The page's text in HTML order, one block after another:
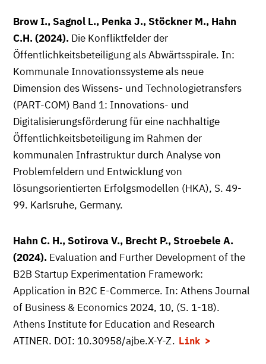
Brow I., Sagnol L., Penka J., Stöckner M., Hahn
C.H. (2024). Die Konfliktfelder der
Öffentlichkeitsbeteiligung als Abwärtsspirale. In:
Kommunale Innovationssysteme als neue
Dimension des Wissens- und Technologietransfers
(PART-COM) Band 1: Innovations- und
Digitalisierungsförderung für eine nachhaltige
Öffentlichkeitsbeteiligung im Rahmen der
kommunalen Infrastruktur durch Analyse von
Problemfeldern und Entwicklung von
lösungsorientierten Erfolgsmodellen (HKA), S. 49-
99. Karlsruhe, Germany.
Hahn C. H., Sotirova V., Brecht P., Stroebele A.
(2024). Evaluation and Further Development of the
B2B Startup Experimentation Framework:
Application in B2C E-Commerce. In: Athens Journal
of Business & Economics 2024, 10, (S. 1-18).
Athens Institute for Education and Research
ATINER. DOI: 10.30958/ajbe.X-Y-Z. Link